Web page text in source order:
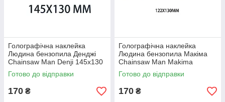
Голографічна наклейка
Людина бензопила Денджі
Chainsaw Man Denji 145x130
мм
Готово до відправки
170 ₴
Голографічна наклейка
Людина бензопила Макіма
Chainsaw Man Makima
122x130 мм
Готово до відправки
170 ₴